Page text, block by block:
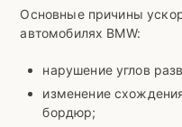
Основные причины
автомобилях BMW:
нарушение углов
изменение
бордюр;